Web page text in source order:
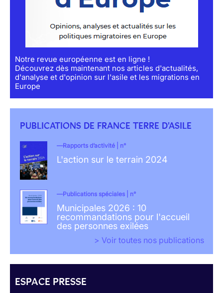
Notre revue européenne est en ligne !
Découvrez dès maintenant nos articles d'actualités,
d'analyse et d'opinion sur l'asile et les migrations en
Europe
PUBLICATIONS DE FRANCE TERRE D'ASILE
Rapports d’activité | n°
L'action sur le terrain 2024
Publications spéciales | n°
Municipales 2026 : 10
recommandations pour l'accueil
des personnes exilées
> Voir toutes nos publications
ESPACE PRESSE